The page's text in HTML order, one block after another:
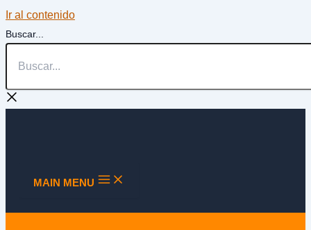
Ir al contenido
Buscar...
MAIN MENU